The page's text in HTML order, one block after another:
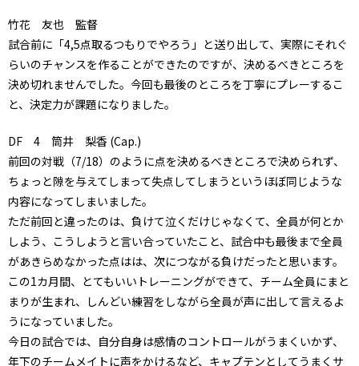
竹花 友也 監督
試合前に「4,5点取るつもりでやろう」と送り出して、実際にそれぐ
らいのチャンスを作ることができたのですが、決めるべきところを
決め切れませんでした。今回も最後のところを丁寧にプレーするこ
と、決定力が課題になりました。
DF 4 筒井 梨香 (Cap.)
前回の対戦（7/18）のように点を決めるべきところで決められず、
ちょっと隙を与えてしまって失点してしまうというほぼ同じような
内容になってしまいました。
ただ前回と違ったのは、負けて泣くだけじゃなくて、全員が何とか
しよう、こうしようと言い合っていたこと、試合中も最後まで全員
があきらめなかった点はは、次につながる負けだったと思います。
この1カ月間、とてもいいトレーニングができて、チーム全員にまと
まりが生まれ、しんどい練習をしながら全員が声に出して言えるよ
うになっていました。
今日の試合では、自分自身は感情のコントロールがうまくいかず、
年下のチームメイトに声をかけるなど、キャプテンとしてうまくサ